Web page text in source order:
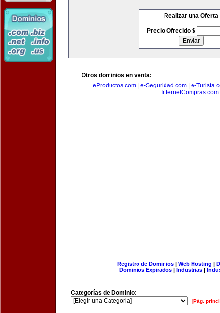
Realizar una Oferta
Precio Ofrecido $
Otros dominios en venta:
eProductos.com
e-Seguridad.com
e-
InternetCompras.com
Registro de Dominios| Web Hosting |
Dominios Expirados | Industrias |
Categorías de Dominio:
[Pág.